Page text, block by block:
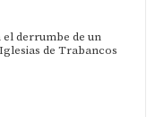
derrumbe de un
de Trabancos